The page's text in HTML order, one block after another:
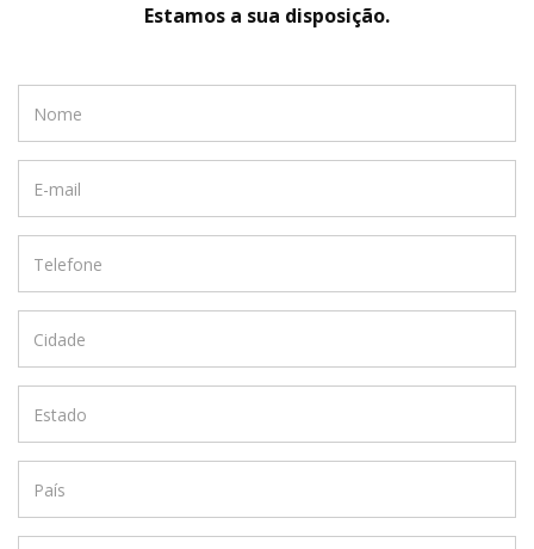
Estamos a sua disposição.